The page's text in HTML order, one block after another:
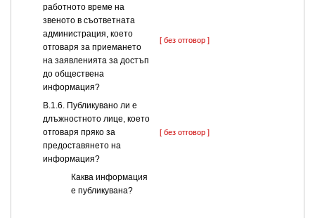
работното време на
звеното в съответната
администрация, което
отговаря за приемането
на заявленията за достъп
до обществена
информация?
[ без отговор ]
В.1.6. Публикувано ли е
длъжностното лице, което
отговаря пряко за
предоставянето на
информация?
[ без отговор ]
Каква информация
е публикувана?